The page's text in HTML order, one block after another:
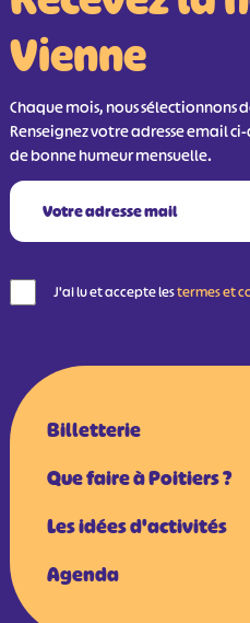
Vienne
Chaque mois, nous sélectionnons
Renseignez votre adresse email
de bonne humeur mensuelle.
J'ai lu et accepte lestermes et
Billetterie
Que faire à Poitiers ?
Les idées d'activités
Agenda